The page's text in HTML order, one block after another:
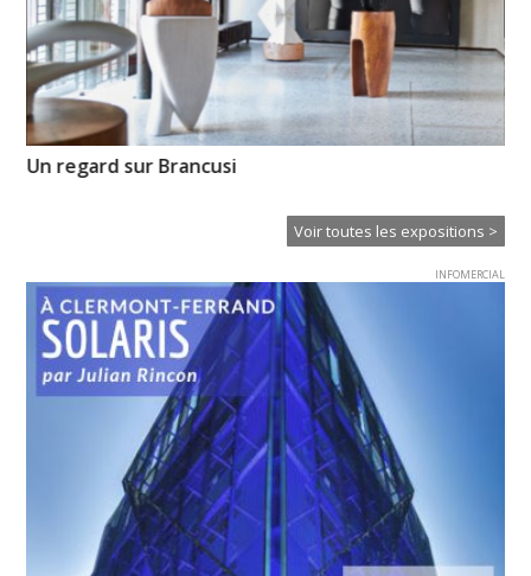
Un regard sur Brancusi
Voir toutes les expositions >
INFOMERCIAL